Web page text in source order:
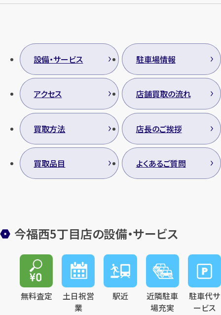
設備・サービス 駐車場情報
アクセス 店舗買取の流れ
買取方法 店長のご挨拶
買取品目 よくあるご質問
今福西5丁目店の設備・サービス
無料査定
土日祝営
業
駅近
近隣駐車
場充実
駐車代サ
ービス